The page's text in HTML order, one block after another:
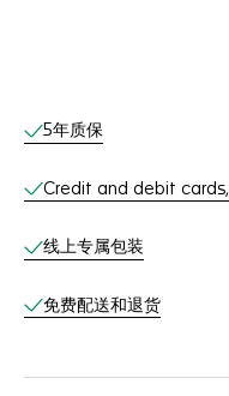
线上服务
5年质保
Credit and debit cards,
线上专属包装
免费配送和退货